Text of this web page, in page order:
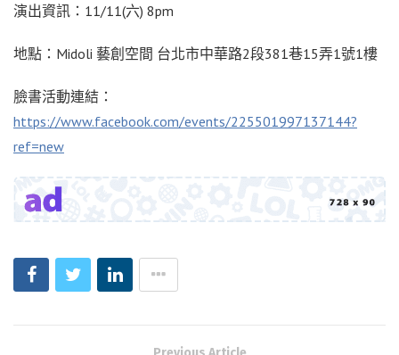
演出資訊：11/11(六) 8pm
地點：Midoli 藝創空間 台北市中華路2段381巷15弄1號1樓
臉書活動連結：
https://www.facebook.com/events/225501997137144?
ref=new